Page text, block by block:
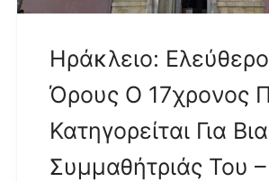
Ηράκλειο:
Όρους Ο 17χρονος
Κατηγορείται Για
Συμμαθήτριάς Του –